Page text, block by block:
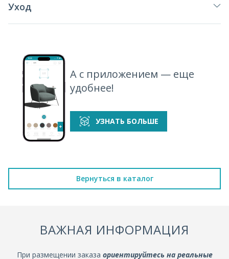
Уход
А с приложением — еще
удобнее!
УЗНАТЬ БОЛЬШЕ
Вернуться в каталог
ВАЖНАЯ ИНФОРМАЦИЯ
При размещении заказа ориентируйтесь на реальные